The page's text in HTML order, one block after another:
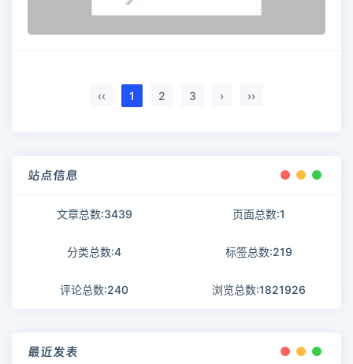
‹‹ 1 2 3 › ››
站点信息
文章总数:3439 页面总数:1
分类总数:4 标签总数:219
评论总数:240 浏览总数:1821926
最近发表